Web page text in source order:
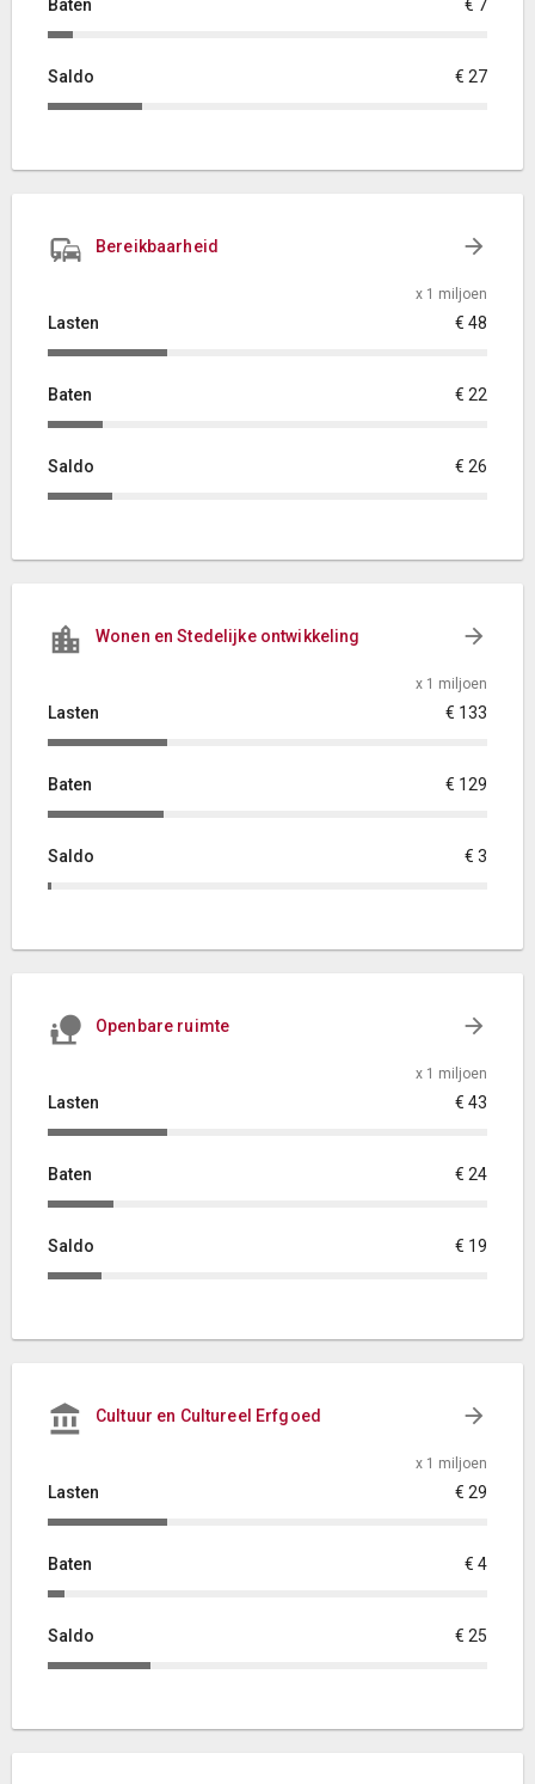
Baten € 7
Saldo € 27
Bereikbaarheid
x 1 miljoen
Lasten € 48
Baten € 22
Saldo € 26
Wonen en Stedelijke ontwikkeling
x 1 miljoen
Lasten € 133
Baten € 129
Saldo € 3
Openbare ruimte
x 1 miljoen
Lasten € 43
Baten € 24
Saldo € 19
Cultuur en Cultureel Erfgoed
x 1 miljoen
Lasten € 29
Baten € 4
Saldo € 25